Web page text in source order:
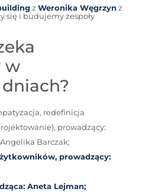
z Weronika Węgrzyn z
się i budujemy zespoły
w
redefinicja
prowadzący:
Barczak;
prowadzący:
Aneta Lejman;